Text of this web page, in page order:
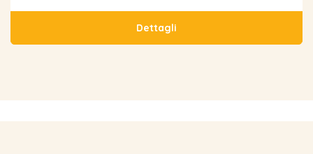
Dettagli